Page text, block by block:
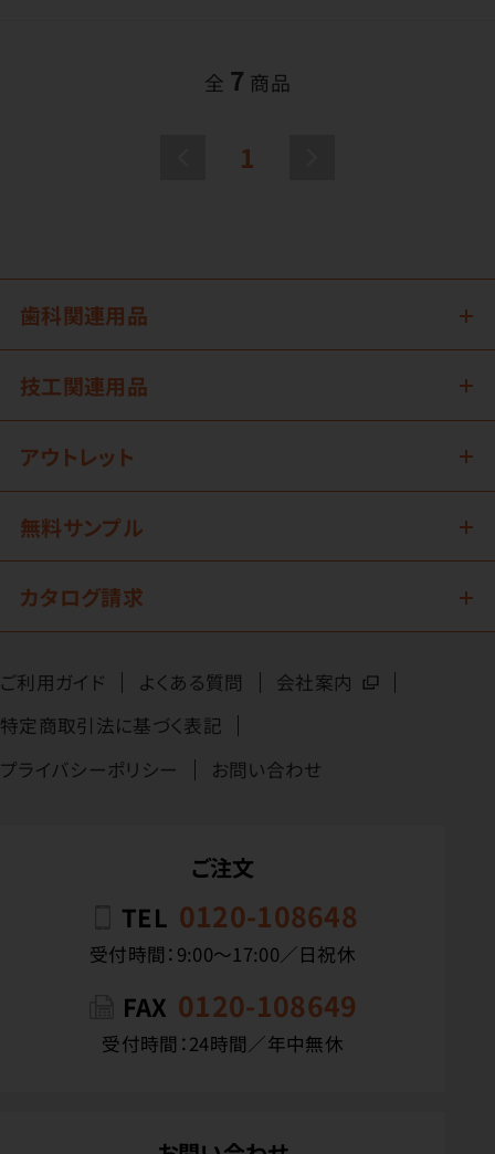
全 7 商品
1
歯科関連用品
技工関連用品
アウトレット
無料サンプル
カタログ請求
ご利用ガイド よくある質問
会社案内
特定商取引法に基づく表記
プライバシーポリシー
お問い合わせ
ご注文
TEL 0120-108648
受付時間：9:00〜17:00／日祝休
FAX 0120-108649
受付時間：24時間／年中無休